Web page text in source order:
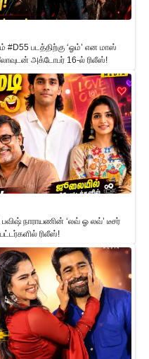
#D55 படத்திற்கு ‘ஓம்’ என மாஸ்
அக்டோபர் 16-ல் ரிலீஸ்!
நாராயணின் ‘லவ் ஓ லவ்’ டீசர்
ரிலீஸ்!